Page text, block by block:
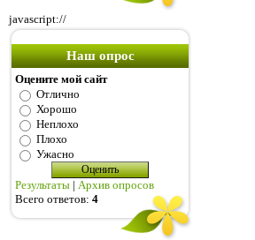
javascript://
Наш опрос
Оцените мой сайт
Отлично
Хорошо
Неплохо
Плохо
Ужасно
Результаты | Архив опросов
Всего ответов: 4